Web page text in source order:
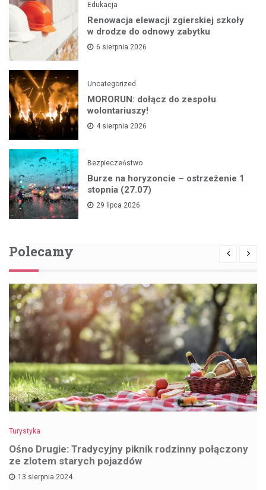
Edukacja
Renowacja elewacji zgierskiej szkoły
w drodze do odnowy zabytku
6 sierpnia 2026
Uncategorized
MORORUN: dołącz do zespołu
wolontariuszy!
4 sierpnia 2026
Bezpieczeństwo
Burze na horyzoncie – ostrzeżenie 1
stopnia (27.07)
29 lipca 2026
Polecamy
Turystyka
Ośno Drugie: Tradycyjny piknik rodzinny połączony
ze zlotem starych pojazdów
13 sierpnia 2024